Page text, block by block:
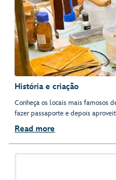
História e criação
Conheça os locais mais famosos
fazer passaporte e depois
Read more